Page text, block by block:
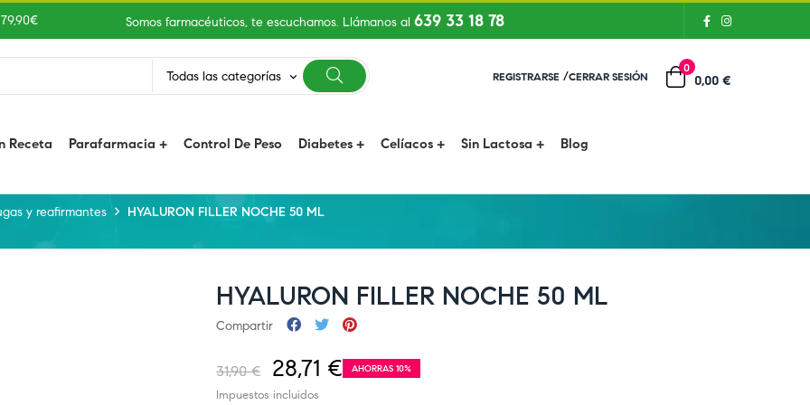
Somos farmacéuticos, te escuchamos. Llámanos al 639 33 18 78
Todas las categorías keyboard_arrow_down REGISTRARSE /CERRAR SESIÓN
0
0,00 €
Receta Parafarmacia Control De Peso Diabetes Celíacos Sin Lactosa Blog
y reafirmantes HYALURON FILLER NOCHE 50 ML
HYALURON FILLER NOCHE 50 ML
Compartir
31,90 € 28,71 € AHORRAS 10%
Impuestos incluidos